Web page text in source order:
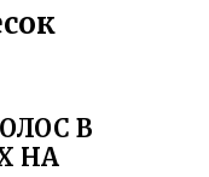
В
НА